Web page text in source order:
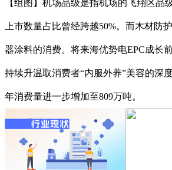
【组图】机场品级是指机场的飞翔区品
上市数量占比曾经跨越50%。而木材防
器涂料的消费。将来海优势电EPC成长
持续升温取消费者“内服外养”美容的深
年消费量进一步增加至809万吨。